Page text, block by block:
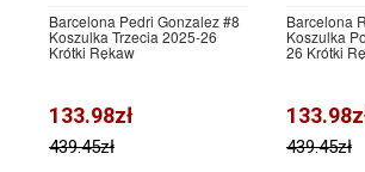
Barcelona Pedri Gonzalez #8
Koszulka Trzecia 2025-26
Krótki Rękaw
133.98zł
439.45zł
Barcelona
Koszulka
26 Krótki
439.45zł